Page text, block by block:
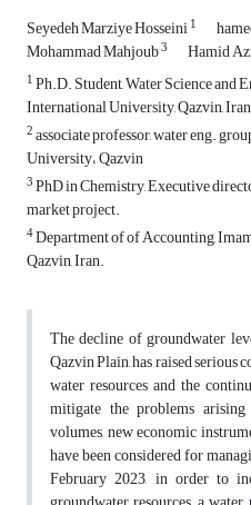
Seyedeh Marziye Hosseini1
Mohammad Mahjoub3 Hamid
1Ph.D. Student, Water Science
International University, Qazvin, Iran
2associate professor, water eng.
University، Qazvin
3PhD in Chemistry, Executive
market project.
4Department of of Accounting,
Qazvin, Iran.
The decline of groundwater
Qazvin Plain, has raised serious
water resources and the
mitigate the problems
volumes, new economic
have been considered for
February 2023, in order to